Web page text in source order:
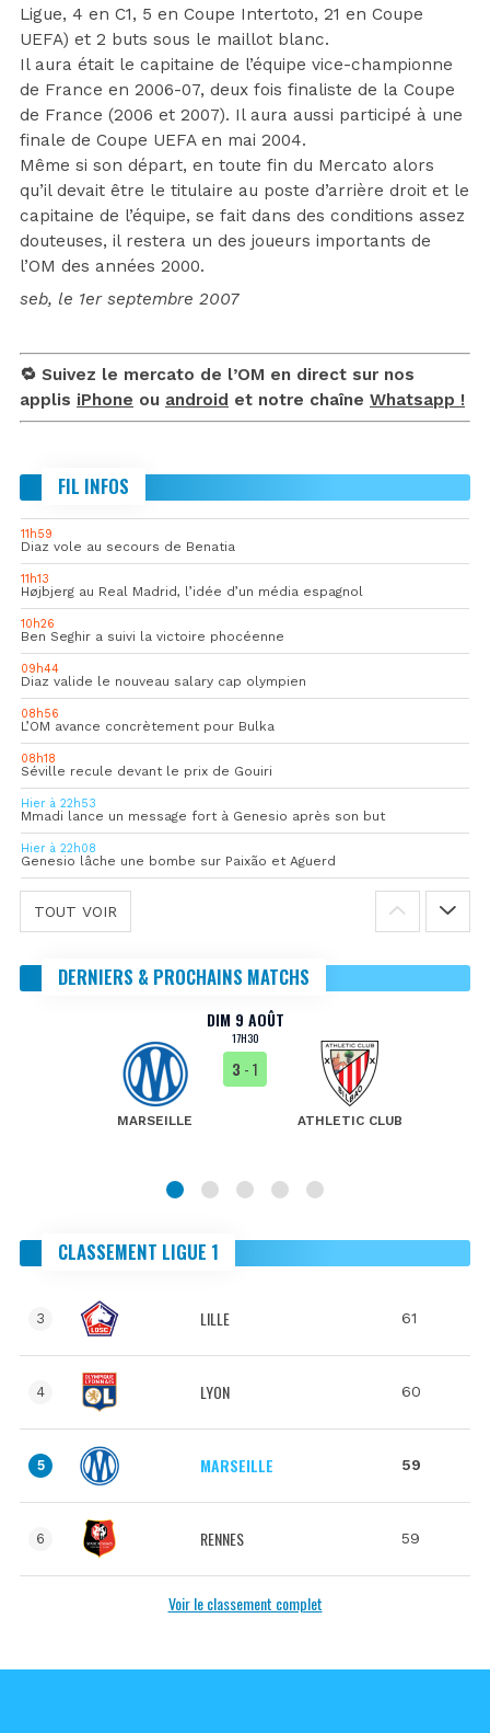
Ligue, 4 en C1, 5 en Coupe Intertoto, 21 en Coupe
UEFA) et 2 buts sous le maillot blanc.
Il aura était le capitaine de l’équipe vice-championne
de France en 2006-07, deux fois finaliste de la Coupe
de France (2006 et 2007). Il aura aussi participé à une
finale de Coupe UEFA en mai 2004.
Même si son départ, en toute fin du Mercato alors
qu’il devait être le titulaire au poste d’arrière droit et le
capitaine de l’équipe, se fait dans des conditions assez
douteuses, il restera un des joueurs importants de
l’OM des années 2000.
seb, le 1er septembre 2007
🔁 Suivez le mercato de l’OM en direct sur nos
applis iPhone ou android et notre chaîne Whatsapp !
FIL INFOS
11h59
Diaz vole au secours de Benatia
11h13
Højbjerg au Real Madrid, l’idée d’un média espagnol
10h26
Ben Seghir a suivi la victoire phocéenne
09h44
Diaz valide le nouveau salary cap olympien
08h56
L’OM avance concrètement pour Bulka
08h18
Séville recule devant le prix de Gouiri
Hier à 22h53
Mmadi lance un message fort à Genesio après son but
Hier à 22h08
Genesio lâche une bombe sur Paixão et Aguerd
TOUT VOIR
DERNIERS & PROCHAINS MATCHS
DIM 9 AOÛT
17H30
MARSEILLE
3 - 1
ATHLETIC CLUB
CLASSEMENT LIGUE 1
3 LILLE 61
4 LYON 60
5 MARSEILLE 59
6 RENNES 59
Voir le classement complet